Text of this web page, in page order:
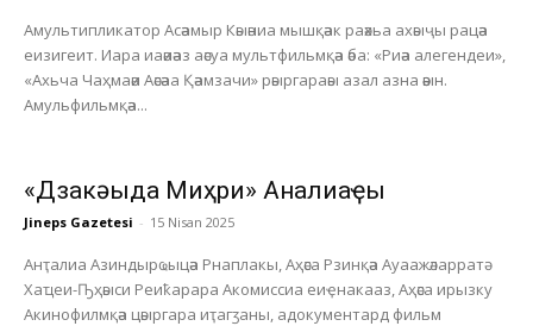
Амультипликатор Асәамыр Кәыәниа мышқәак раәхьа ахәыҷы рацәа
еизигеит. Иара иаәиәаз аәсуа мультфильмқәа әба: «Риәа алегендеи»,
«Ахьча Чаҳмаәи Аәсәаа Қәамзачи» рәыргараәы азал азна әәын.
Амульфильмқәа...
«Дзакәыда Миҳри» Анҭалиаҿы
Jineps Gazetesi - 15 Nisan 2025
Анҭалиа Азиндырҩыцәа Рнаплакы, Аҳәса Рзинқәа Ауаажәларратә
Хаҵеи-Ҧҳәыси Реиҟарара Акомиссиа еиҿнакааз, Аҳәса ирызку
Акинофилмқәа цәыргара иҭагӡаны, адокументард фильм